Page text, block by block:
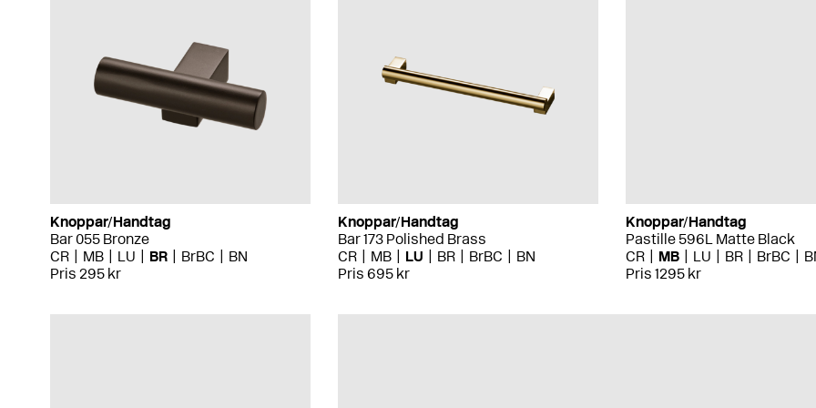
Knoppar/Handtag
Pastille 596L Matte Black
CR
MB LU BR BrBC
Pris 1295 kr
Knoppar/Handtag
Bar 055 Bronze
CR
MB LU BR BrBC
BN
Pris 295 kr
Knoppar/Handtag
Bar 173 Polished Brass
CR
MB LU BR BrBC
BN
Pris 695 kr